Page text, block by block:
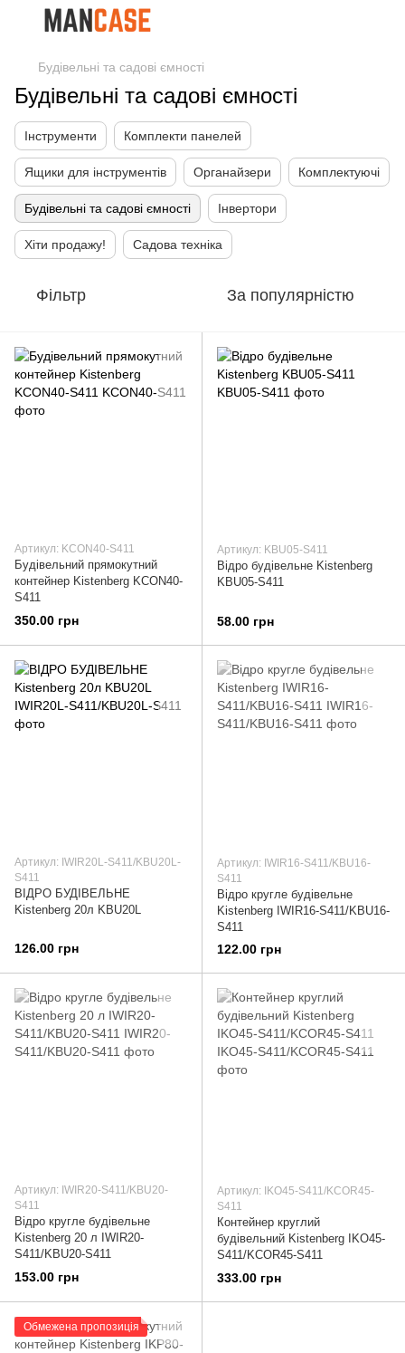
Будівельні та садові ємності
Будівельні та садові ємності
Інструменти Комплекти панелей
Ящики для інструментів Органайзери Комплектуючі
Будівельні та садові ємності Інвертори
Хіти продажу! Садова техніка
Фільтр За популярністю
Артикул: KCON40-S411
Будівельний прямокутний
контейнер Kistenberg KCON40-
S411
350.00 грн
Артикул: KBU05-S411
Відро будівельне Kistenberg
KBU05-S411
58.00 грн
Артикул: IWIR20L-S411/KBU20L-
S411
ВІДРО БУДІВЕЛЬНЕ
Kistenberg 20л KBU20L
126.00 грн
Артикул: IWIR16-S411/KBU16-
S411
Відро кругле будівельне
Kistenberg IWIR16-S411/KBU16-
S411
122.00 грн
Артикул: IWIR20-S411/KBU20-
S411
Відро кругле будівельне
Kistenberg 20 л IWIR20-
S411/KBU20-S411
153.00 грн
Артикул: IKO45-S411/KCOR45-
S411
Контейнер круглий
будівельний Kistenberg IKO45-
S411/KCOR45-S411
333.00 грн
Обмежена пропозиція